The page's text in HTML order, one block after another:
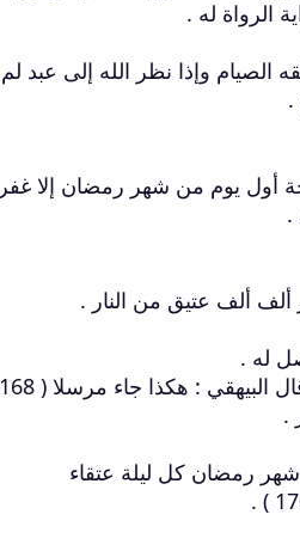
إلى خلقه الصيام وإذا نظر الله إلى عبد لم
.
.
له .
: هكذا جاء مرسلا ( 168 ) .
.
رمضان كل ليلة عتقاء